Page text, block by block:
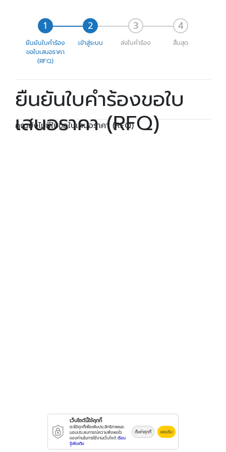
ยืนยันใบคำร้อง
ขอใบเสนอราคา
(RFQ)
เข้าสู่ระบบ ส่งใบคำร้อง สิ้นสุด
ยืนยันใบคำร้องขอใบ
เสนอราคา (RFQ)
คุณยังไม่มีใบขอใบเสนอราคา (RFQ)
เว็บไซต์นี้ใช้คุกกี้
เราใช้คุกกี้เพื่อเพิ่มประสิทธิภาพและ
มอบประสบการณ์ความพึงพอใจ
ของท่านในการใช้งานเว็บไซต์ เรียน
รู้เพิ่มเติม
ตั้งค่าคุกกี้ ยอมรับ